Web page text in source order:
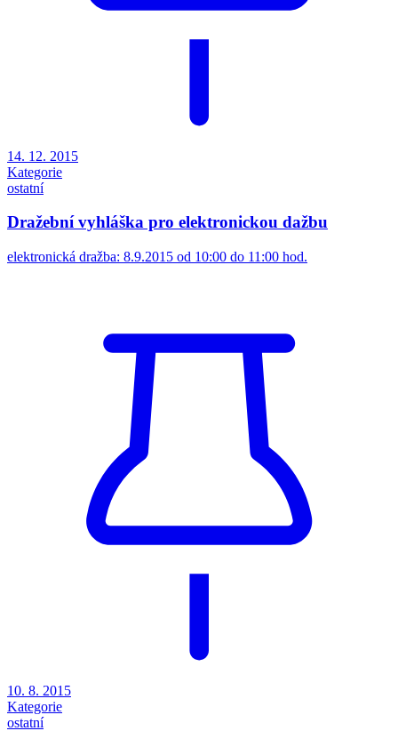
14. 12. 2015
Kategorie
ostatní
Dražební vyhláška pro elektronickou dažbu
elektronická dražba: 8.9.2015 od 10:00 do 11:00 hod.
10. 8. 2015
Kategorie
ostatní